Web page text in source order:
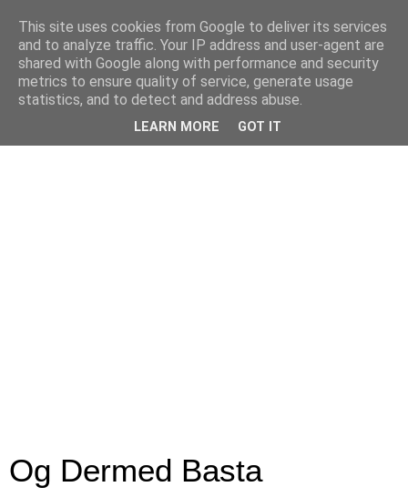
Og Dermed Basta
This site uses cookies from Google to deliver its services
and to analyze traffic. Your IP address and user-agent are
shared with Google along with performance and security
metrics to ensure quality of service, generate usage
statistics, and to detect and address abuse.
LEARN MORE GOT IT